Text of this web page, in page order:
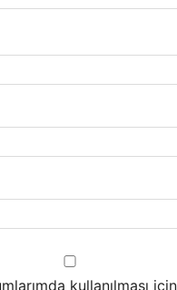
kullanılması